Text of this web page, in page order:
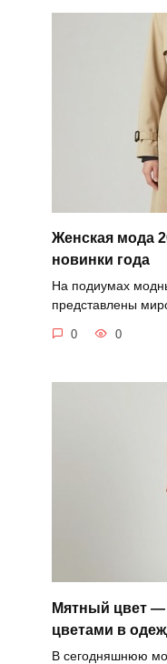
Женская мода
новинки года
На подиумах
представлены
0 0
Мятный цвет —
цветами в
В сегодняшнюю